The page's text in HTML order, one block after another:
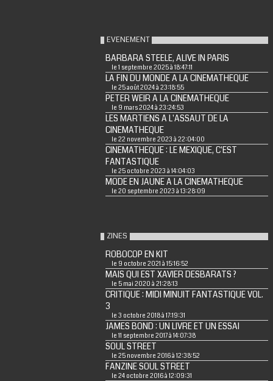
EVENEMENT
BARBARA STEELE, ALIVE IN PARIS
le 1 septembre 2025 à 18:47:11
LA FIN DU MONDE A LA CINEMATHEQUE
le 25 août 2024 à 23:18:55
PETER WEIR A LA CINEMATHEQUE
le 9 mars 2024 à 23:24:53
LES MARTIENS A L'ASSAUT DE LA
CINEMATHEQUE
le 22 novembre 2023 à 22:04:00
CINEMATHEQUE : LE MEXIQUE, C'EST
FANTASTIQUE
le 25 octobre 2023 à 14:04:03
MODE EN JAUNE A LA CINEMATHEQUE
le 20 septembre 2023 à 13:28:09
ZINES
ROBOCOP EN KIT
le 9 octobre 2021 à 15:16:52
MAIS QUI EST XAVIER DESBARATS ?
le 5 mai 2020 à 21:28:13
CRITIQUE : MIDI MINUIT FANTASTIQUE VOL.
3
le 3 octobre 2018 à 17:19:31
JAMES BOND : UN LIVRE ET UN ESSAI
le 11 septembre 2017 à 14:07:38
SOUL STREET
le 25 novembre 2016 à 12:38:52
FANZINE SOUL STREET
le 24 octobre 2016 à 12:09:31